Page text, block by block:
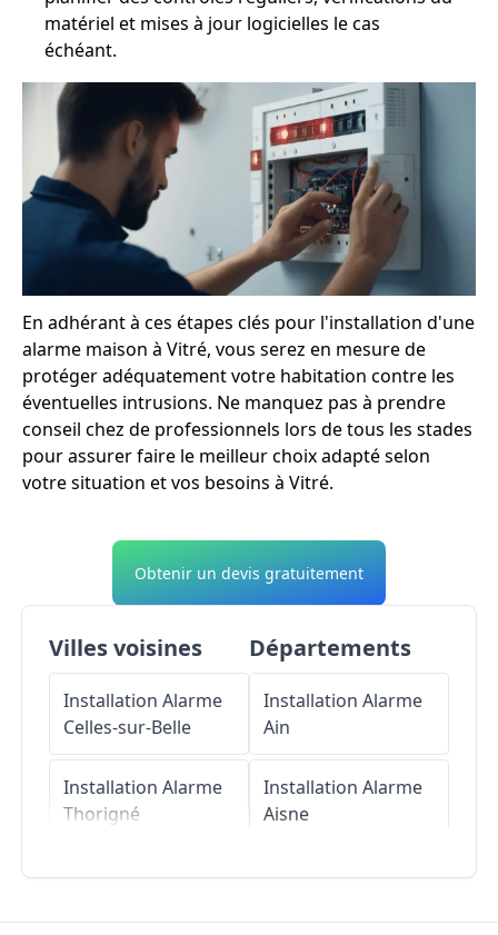
matériel et mises à jour logicielles le cas
échéant.
En adhérant à ces étapes clés pour l'installation d'une
alarme maison à Vitré, vous serez en mesure de
protéger adéquatement votre habitation contre les
éventuelles intrusions. Ne manquez pas à prendre
conseil chez de professionnels lors de tous les stades
pour assurer faire le meilleur choix adapté selon
votre situation et vos besoins à Vitré.
Obtenir un devis gratuitement
Villes voisines
Installation Alarme
Celles-sur-Belle
Installation Alarme
Thorigné
Installation Alarme
Départements
Installation Alarme
Ain
Installation Alarme
Aisne
Installation Alarme